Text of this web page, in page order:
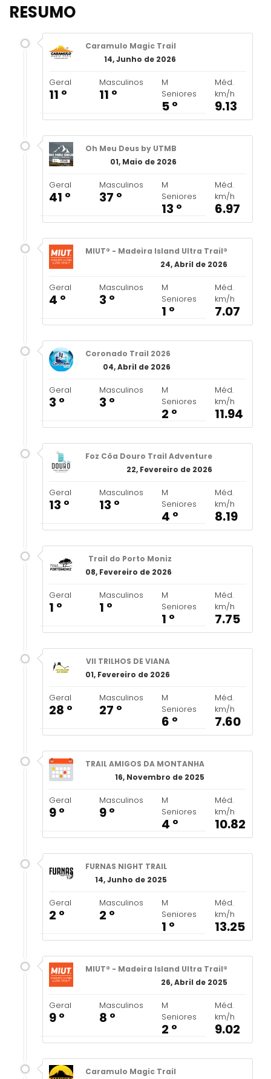
RESUMO
Caramulo Magic Trail
14, Junho de 2026
Geral
11 º
Masculinos
11 º
M
Seniores
5 º
Méd.
km/h
9.13
Oh Meu Deus by UTMB
01, Maio de 2026
Geral
41 º
Masculinos
37 º
M
Seniores
13 º
Méd.
km/h
6.97
MIUT® - Madeira Island Ultra Trail®
24, Abril de 2026
Geral
4 º
Masculinos
3 º
M
Seniores
1 º
Méd.
km/h
7.07
Coronado Trail 2026
04, Abril de 2026
Geral
3 º
Masculinos
3 º
M
Seniores
2 º
Méd.
km/h
11.94
Foz Côa Douro Trail Adventure
22, Fevereiro de 2026
Geral
13 º
Masculinos
13 º
M
Seniores
4 º
Méd.
km/h
8.19
Trail do Porto Moniz
08, Fevereiro de 2026
Geral
1 º
Masculinos
1 º
M
Seniores
1 º
Méd.
km/h
7.75
VII TRILHOS DE VIANA
01, Fevereiro de 2026
Geral
28 º
Masculinos
27 º
M
Seniores
6 º
Méd.
km/h
7.60
TRAIL AMIGOS DA MONTANHA
16, Novembro de 2025
Geral
9 º
Masculinos
9 º
M
Seniores
4 º
Méd.
km/h
10.82
FURNAS NIGHT TRAIL
14, Junho de 2025
Geral
2 º
Masculinos
2 º
M
Seniores
1 º
Méd.
km/h
13.25
MIUT® - Madeira Island Ultra Trail®
26, Abril de 2025
Geral
9 º
Masculinos
8 º
M
Seniores
2 º
Méd.
km/h
9.02
Caramulo Magic Trail